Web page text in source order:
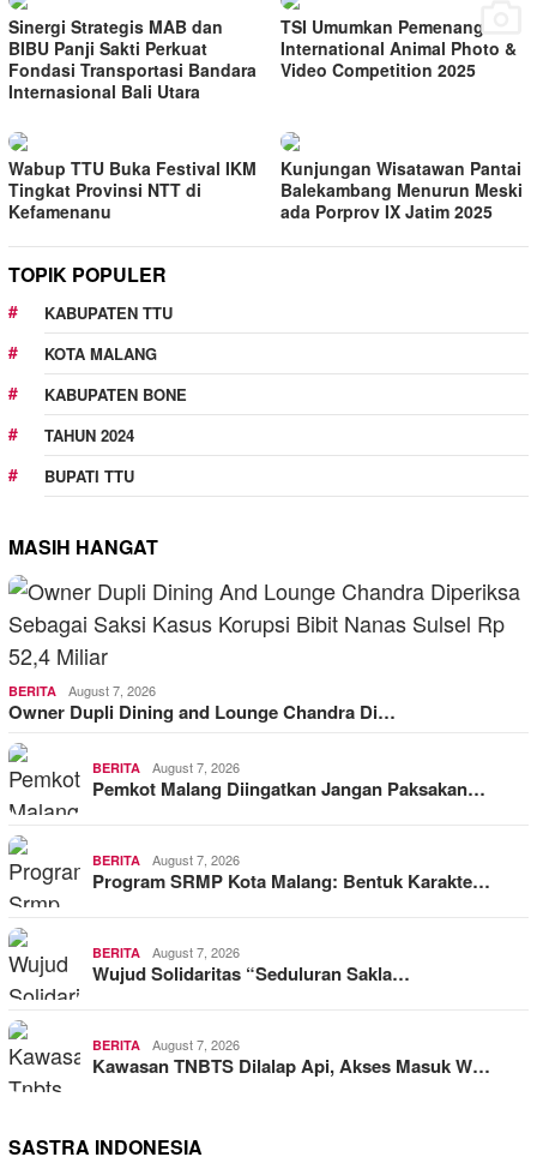
Sinergi Strategis MAB dan
BIBU Panji Sakti Perkuat
Fondasi Transportasi Bandara
Internasional Bali Utara
TSI Umumkan Pemenang
International Animal Photo &
Video Competition 2025
Wabup TTU Buka Festival IKM
Tingkat Provinsi NTT di
Kefamenanu
Kunjungan Wisatawan Pantai
Balekambang Menurun Meski
ada Porprov IX Jatim 2025
TOPIK POPULER
KABUPATEN TTU
KOTA MALANG
KABUPATEN BONE
TAHUN 2024
BUPATI TTU
MASIH HANGAT
BERITA August 7, 2026
Owner Dupli Dining and Lounge Chandra Di…
BERITA August 7, 2026
Pemkot Malang Diingatkan Jangan Paksakan…
BERITA August 7, 2026
Program SRMP Kota Malang: Bentuk Karakte…
BERITA August 7, 2026
Wujud Solidaritas “Seduluran Sakla…
BERITA August 7, 2026
Kawasan TNBTS Dilalap Api, Akses Masuk W…
SASTRA INDONESIA